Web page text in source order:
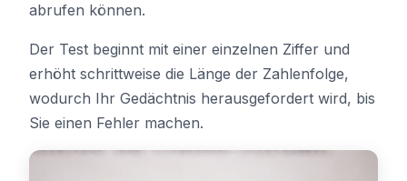
Bestenliste
Artikel
Dashboard
abrufen können.
Der Test beginnt mit einer einzelnen Ziffer und
erhöht schrittweise die Länge der Zahlenfolge,
wodurch Ihr Gedächtnis herausgefordert wird, bis
Sie einen Fehler machen.